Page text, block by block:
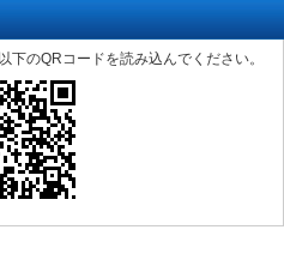
のQRコードを読み込んでください。